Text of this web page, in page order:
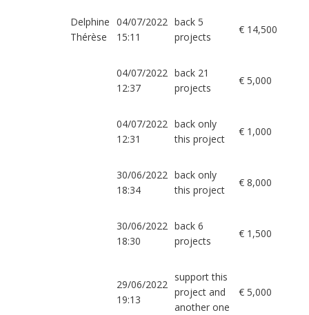
Delphine
Thérèse
04/07/2022
15:11
back 5
projects
€ 14,500
04/07/2022
12:37
back 21
projects
€ 5,000
04/07/2022
12:31
back only
this project
€ 1,000
30/06/2022
18:34
back only
this project
€ 8,000
30/06/2022
18:30
back 6
projects
€ 1,500
29/06/2022
19:13
support this
project and
another one
€ 5,000